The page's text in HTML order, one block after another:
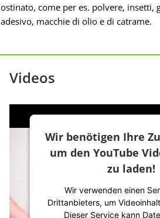
ostinato, come per es. polvere, insetti,
adesivo, macchie di olio e di catrame.
Videos
Wir benötigen Ihre
um den YouTube
zu laden!
Wir verwenden einen
Drittanbieters, um
Dieser Service kann